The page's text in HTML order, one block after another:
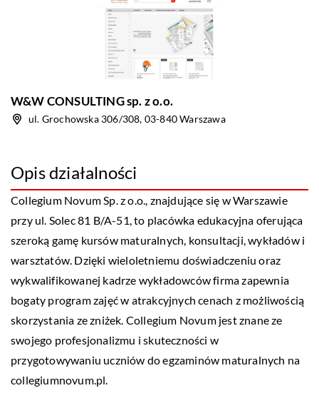
W&W CONSULTING sp. z o.o.
ul. Grochowska 306/308, 03-840 Warszawa
Opis działalności
Collegium Novum Sp. z o.o., znajdujące się w Warszawie
przy ul. Solec 81 B/A-51, to placówka edukacyjna oferująca
szeroką gamę kursów maturalnych, konsultacji, wykładów i
warsztatów. Dzięki wieloletniemu doświadczeniu oraz
wykwalifikowanej kadrze wykładowców firma zapewnia
bogaty program zajęć w atrakcyjnych cenach z możliwością
skorzystania ze zniżek. Collegium Novum jest znane ze
swojego profesjonalizmu i skuteczności w
przygotowywaniu uczniów do egzaminów maturalnych na
collegiumnovum.pl.